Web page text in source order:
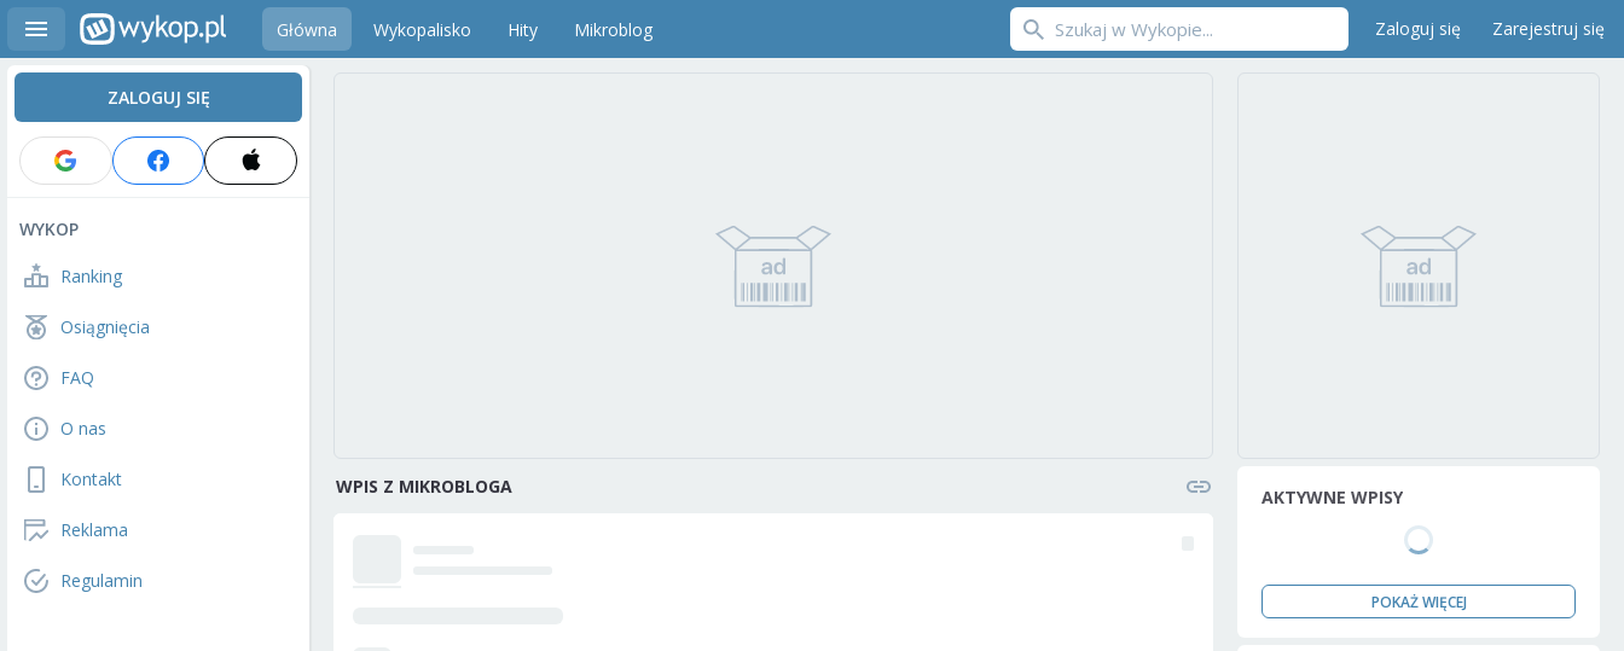
Główna Wykopalisko Hity Mikroblog Zaloguj się Zarejestruj się
ZALOGUJ SIĘ
WYKOP
Ranking
Osiągnięcia
FAQ
O nas
Kontakt
Reklama
Regulamin
WPIS Z MIKROBLOGA AKTYWNE WPISY
POKAŻ WIĘCEJ